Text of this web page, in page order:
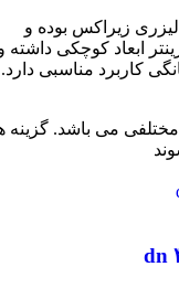
لیزری زیراکس بوده و
ابعاد کوچکی داشته
کاربرد مناسبی دارد.
می باشد. گزینه